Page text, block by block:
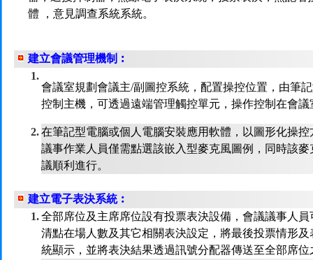
體 ，意見調查系統系統。
建立會議管理機制︰
1.
會議室規劃會議主/副圖控系統，配置操控位置，由筆
控制主機，可透過遠端管理觸控單元，操作控制在會
2. 在筆記型電腦或個人電腦安裝應用軟體，以圖形化操
議事作業人員僅需點選該嵌入型麥克風圖例，同時該
議順利進行。
建立電子表決系統︰
1. 全部席位及主席席位設有投票表決設備，會議議事人
清點在場人數及其它相關表決設定，將最後投票情形
統顯示，並將表決結果透過訊號分配器傳送至全部席